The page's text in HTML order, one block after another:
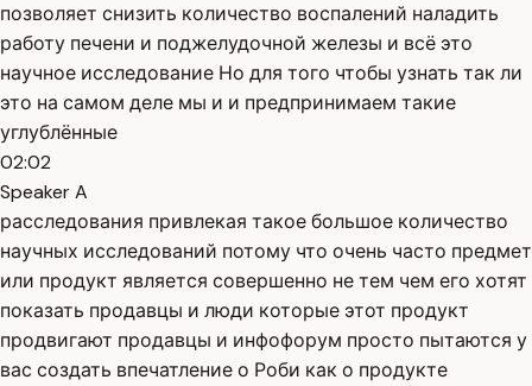
позволяет снизить количество воспалений наладить
работу печени и поджелудочной железы и всё это
научное исследование Но для того чтобы узнать так ли
это на самом деле мы и и предпринимаем такие
углублённые
02:02
Speaker A
расследования привлекая такое большое количество
научных исследований потому что очень часто предмет
или продукт является совершенно не тем чем его хотят
показать продавцы и люди которые этот продукт
продвигают продавцы и инфофорум просто пытаются у
вас создать впечатление о Роби как о продукте